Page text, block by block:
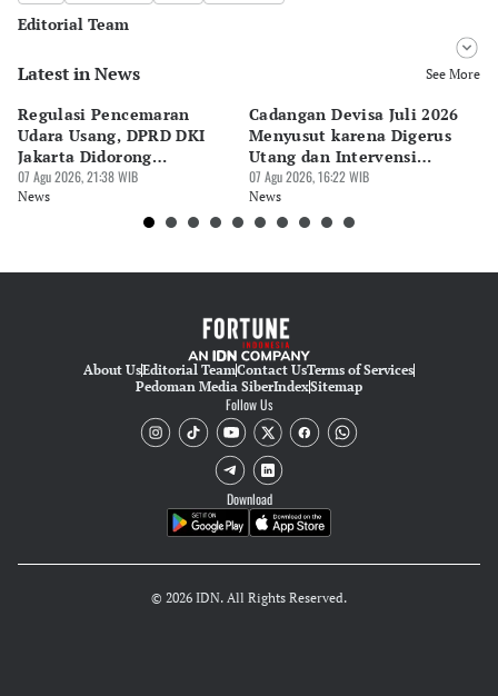
Editorial Team
Editor
Editor
Suheriadi .
Latest in News See More
Regulasi Pencemaran
Udara Usang, DPRD DKI
Jakarta Didorong
Prioritaskan Revisi Perda
07 Agu 2026, 21:38 WIB
News
Cadangan Devisa Juli 2026
Menyusut karena Digerus
Utang dan Intervensi
Rupiah
07 Agu 2026, 16:22 WIB
News
About UsEditorial TeamContact UsTerms of Services
Pedoman Media SiberIndexSitemap
Follow Us
Download
© 2026 IDN. All Rights Reserved.